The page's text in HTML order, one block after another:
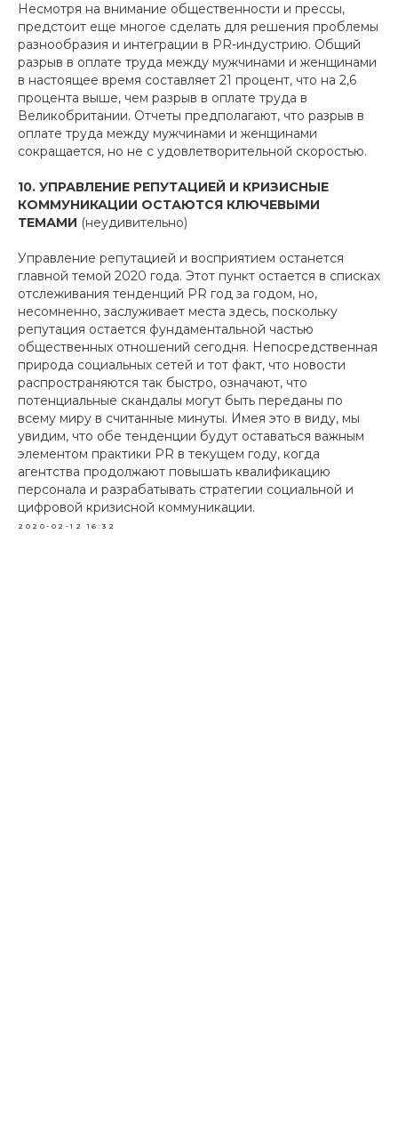
Несмотря на внимание общественности и прессы,
предстоит еще многое сделать для решения проблемы
разнообразия и интеграции в PR-индустрию. Общий
разрыв в оплате труда между мужчинами и женщинами
в настоящее время составляет 21 процент, что на 2,6
процента выше, чем разрыв в оплате труда в
Великобритании. Отчеты предполагают, что разрыв в
оплате труда между мужчинами и женщинами
сокращается, но не с удовлетворительной скоростью.
10. УПРАВЛЕНИЕ РЕПУТАЦИЕЙ И КРИЗИСНЫЕ
КОММУНИКАЦИИ ОСТАЮТСЯ КЛЮЧЕВЫМИ
ТЕМАМИ (неудивительно)
Управление репутацией и восприятием останется
главной темой 2020 года. Этот пункт остается в списках
отслеживания тенденций PR год за годом, но,
несомненно, заслуживает места здесь, поскольку
репутация остается фундаментальной частью
общественных отношений сегодня. Непосредственная
природа социальных сетей и тот факт, что новости
распространяются так быстро, означают, что
потенциальные скандалы могут быть переданы по
всему миру в считанные минуты. Имея это в виду, мы
увидим, что обе тенденции будут оставаться важным
элементом практики PR в текущем году, когда
агентства продолжают повышать квалификацию
персонала и разрабатывать стратегии социальной и
цифровой кризисной коммуникации.
2020-02-12 16:32